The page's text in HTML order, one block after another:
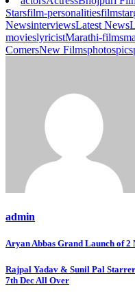
Starsfilm-personalitiesfilmstar
NewsinterviewsLatest News
movieslyricistMarathi-films
ComersNew Filmsphotospics
admin
Post
navigation
Aryan Abbas Grand Launch of
Rajpal Yadav & Sunil Pal
7th Dec All Over